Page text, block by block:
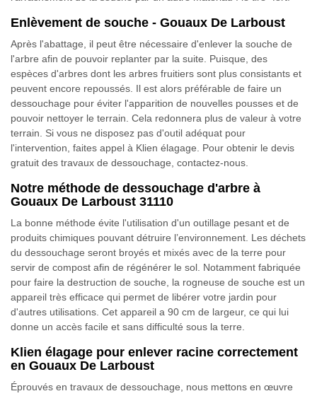
Enlèvement de souche - Gouaux De Larboust
Après l'abattage, il peut être nécessaire d'enlever la souche de
l'arbre afin de pouvoir replanter par la suite. Puisque, des
espèces d'arbres dont les arbres fruitiers sont plus consistants et
peuvent encore repoussés. Il est alors préférable de faire un
dessouchage pour éviter l'apparition de nouvelles pousses et de
pouvoir nettoyer le terrain. Cela redonnera plus de valeur à votre
terrain. Si vous ne disposez pas d'outil adéquat pour
l'intervention, faites appel à Klien élagage. Pour obtenir le devis
gratuit des travaux de dessouchage, contactez-nous.
Notre méthode de dessouchage d'arbre à
Gouaux De Larboust 31110
La bonne méthode évite l'utilisation d'un outillage pesant et de
produits chimiques pouvant détruire l’environnement. Les déchets
du dessouchage seront broyés et mixés avec de la terre pour
servir de compost afin de régénérer le sol. Notamment fabriquée
pour faire la destruction de souche, la rogneuse de souche est un
appareil très efficace qui permet de libérer votre jardin pour
d'autres utilisations. Cet appareil a 90 cm de largeur, ce qui lui
donne un accès facile et sans difficulté sous la terre.
Klien élagage pour enlever racine correctement
en Gouaux De Larboust
Éprouvés en travaux de dessouchage, nous mettons en œuvre